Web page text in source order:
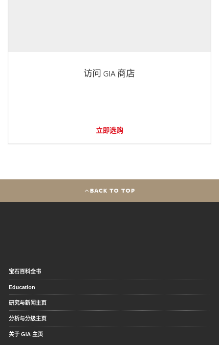
访问 GIA 商店
立即选购
BACK TO TOP
宝石百科全书
Education
研究与新闻主页
分析与分级主页
关于 GIA 主页